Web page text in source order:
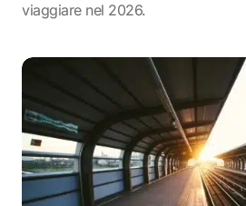
viaggiare nel 2026.